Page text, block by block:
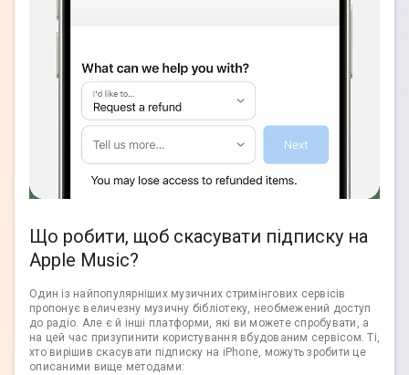
Що робити, щоб скасувати підписку на
Apple Music?
Один із найпопулярніших музичних стримінгових сервісів
пропонує величезну музичну бібліотеку, необмежений доступ
до радіо. Але є й інші платформи, які ви можете спробувати, а
на цей час призупинити користування вбудованим сервісом. Ті,
хто вирішив скасувати підписку на iPhone, можуть зробити це
описаними вище методами: